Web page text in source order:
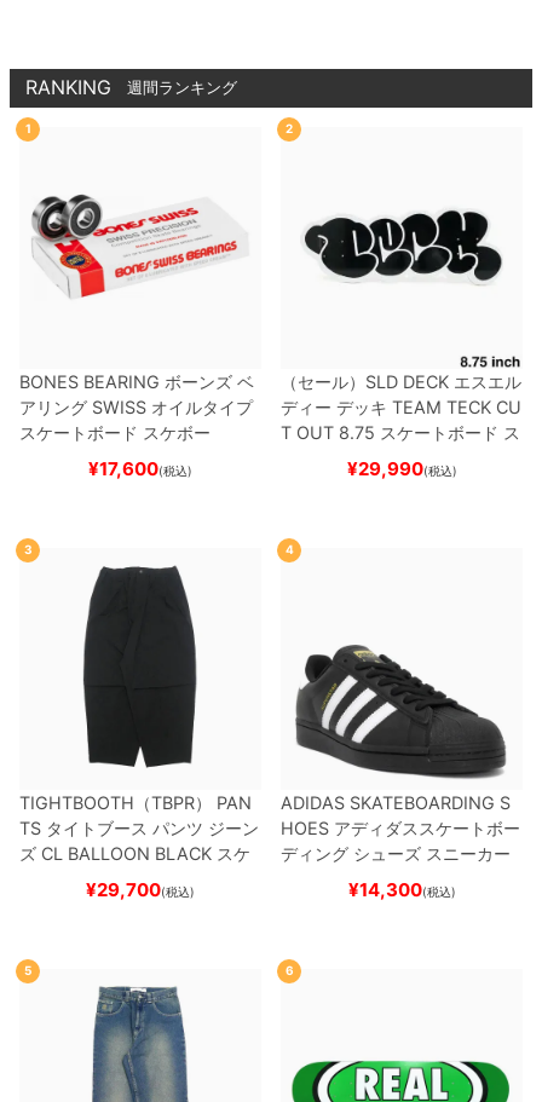
RANKING 週間ランキング
1
BONES BEARING ボーンズ ベ
アリング SWISS オイルタイプ
スケートボード スケボー
¥17,600(税込)
2
（セール） SLD DECK エスエル
ディー デッキ TEAM TECK CU
T OUT 8.75 スケートボード ス
¥29,990(税込)
3
TIGHTBOOTH（TBPR） PAN
TS タイトブース パンツ ジーン
ズ CL BALLOON BLACK スケ
ートボード スケボー
¥29,700(税込)
4
ADIDAS SKATEBOARDING S
HOES アディダススケートボー
ディング シューズ スニーカー
スーパースター SUPERSTAR A
BLACK/WHITE/WHITE
ー
¥14,300(税込)
5 6